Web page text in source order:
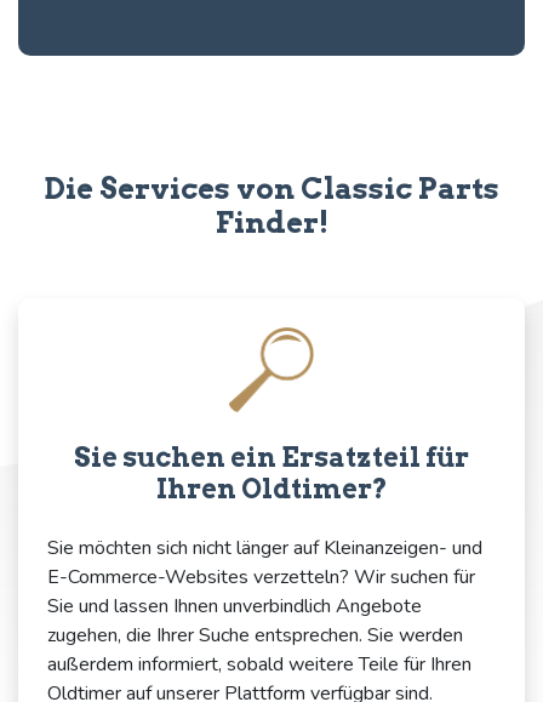
Die Services von Classic Parts
Finder!
Sie suchen ein Ersatzteil für
Ihren Oldtimer?
Sie möchten sich nicht länger auf Kleinanzeigen- und
E-Commerce-Websites verzetteln? Wir suchen für
Sie und lassen Ihnen unverbindlich Angebote
zugehen, die Ihrer Suche entsprechen. Sie werden
außerdem informiert, sobald weitere Teile für Ihren
Oldtimer auf unserer Plattform verfügbar sind.